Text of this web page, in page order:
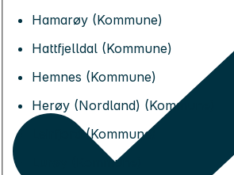
Hamarøy (Kommune)
Hattfjelldal (Kommune)
Hemnes (Kommune)
Herøy (Nordland) (Kommune)
Leirfjord (Kommune)
Lurøy (Kommune)